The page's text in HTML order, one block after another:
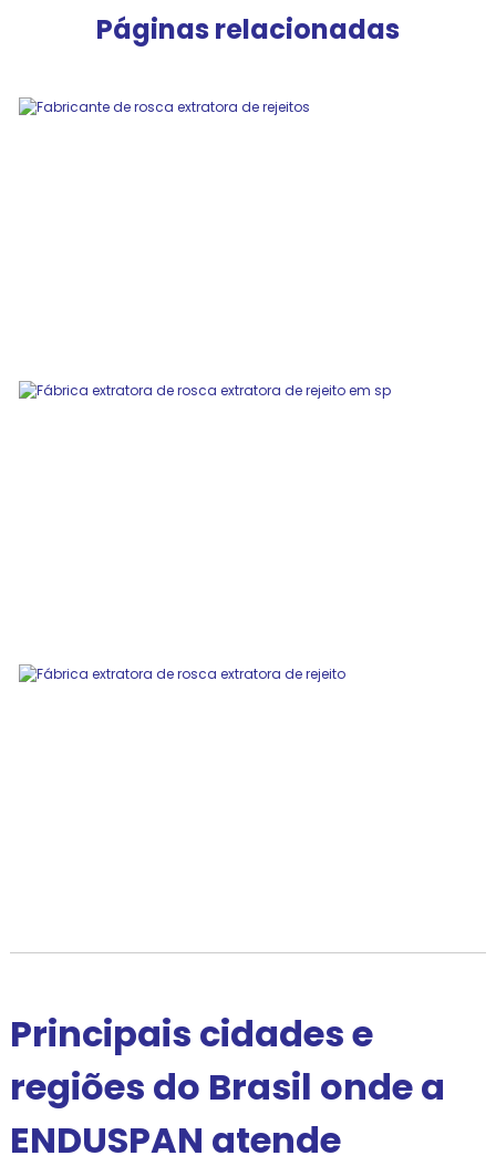
Páginas relacionadas
Principais cidades e
regiões do Brasil onde a
ENDUSPAN atende